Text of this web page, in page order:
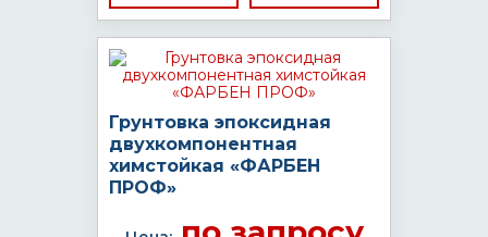
Грунтовка эпоксидная
двухкомпонентная
химстойкая «ФАРБЕН
ПРОФ»